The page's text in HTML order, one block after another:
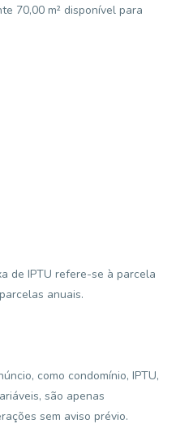
70,00 m² disponível para
de IPTU refere-se à parcela
anuais.
como condomínio, IPTU,
são apenas
sem aviso prévio.